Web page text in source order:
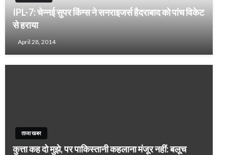
IPL-7: चेन्नई सुपर किंग्स ने सनराइजर्स हैदराबाद को पांच विकेट
से हराया
April 28, 2014
ताजा खबर
कुत्ता कह दो मुझे, पर पाकिस्तानी कहलाना मंजूर नहीं: बलूच